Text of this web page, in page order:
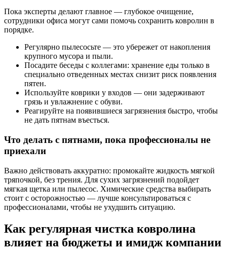
Пока эксперты делают главное — глубокое очищение,
сотрудники офиса могут сами помочь сохранить ковролин в
порядке.
Регулярно пылесосьте — это убережет от накопления
крупного мусора и пыли.
Посадите беседы с коллегами: хранение еды только в
специально отведенных местах снизит риск появления
пятен.
Используйте коврики у входов — они задерживают
грязь и увлажнение с обуви.
Реагируйте на появившиеся загрязнения быстро, чтобы
не дать пятнам въесться.
Что делать с пятнами, пока профессионалы не
приехали
Важно действовать аккуратно: промокайте жидкость мягкой
тряпочкой, без трения. Для сухих загрязнений подойдет
мягкая щетка или пылесос. Химические средства выбирать
стоит с осторожностью — лучше консультироваться с
профессионалами, чтобы не ухудшить ситуацию.
Как регулярная чистка ковролина
влияет на бюджеты и имидж компании